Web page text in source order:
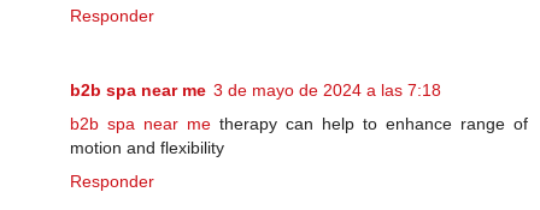
Responder
b2b spa near me 3 de mayo de 2024 a las 7:18
b2b spa near me therapy can help to enhance range of
motion and flexibility
Responder